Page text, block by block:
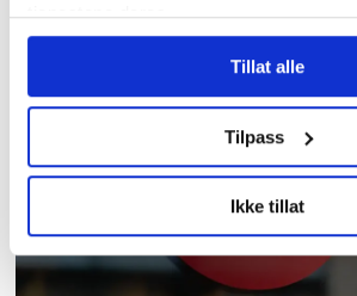
tjenestene deres.
Tillat alle
Tilpass
Ikke tillat
såkalte drøftinger.